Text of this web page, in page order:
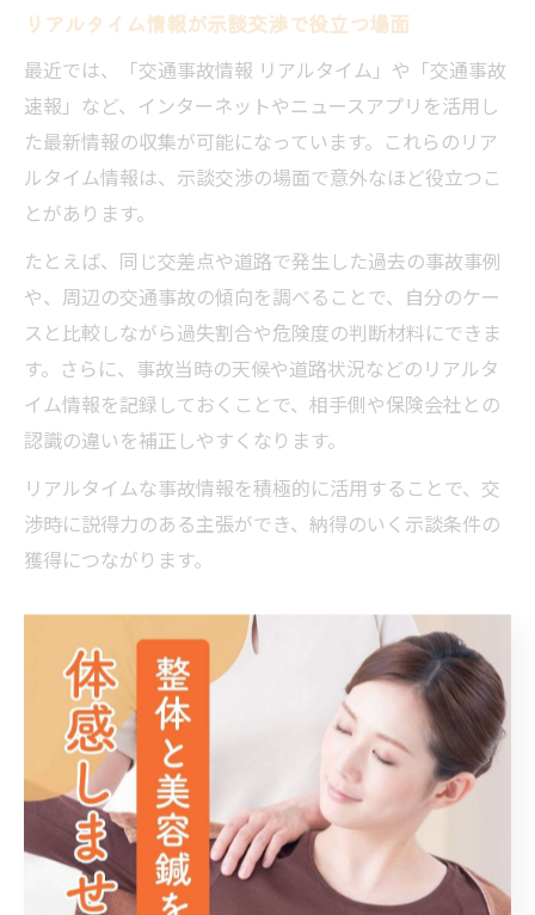
リアルタイム情報が示談交渉で役立つ場面
最近では、「交通事故情報 リアルタイム」や「交通事故
速報」など、インターネットやニュースアプリを活用し
た最新情報の収集が可能になっています。これらのリア
ルタイム情報は、示談交渉の場面で意外なほど役立つこ
とがあります。
たとえば、同じ交差点や道路で発生した過去の事故事例
や、周辺の交通事故の傾向を調べることで、自分のケー
スと比較しながら過失割合や危険度の判断材料にできま
す。さらに、事故当時の天候や道路状況などのリアルタ
イム情報を記録しておくことで、相手側や保険会社との
認識の違いを補正しやすくなります。
リアルタイムな事故情報を積極的に活用することで、交
渉時に説得力のある主張ができ、納得のいく示談条件の
獲得につながります。
今日の交通事故ニュースを示談材料に活用
「交通事故 今日」「交通事故 ニュース 今日」など、最
新の交通事故ニュースは示談交渉の参考資料として有効
です。特に、同様の事故形態や過失割合が争点となった
事例をニュースで知ることで、自身のケースと比較しや
すくなります。
たとえば、全国の交通事故ニュースや事故一覧をチェッ
クすることで、事故の発生傾向や社会的な認識、過失判